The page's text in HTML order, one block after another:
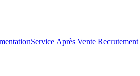
Service Après Vente Recrutement